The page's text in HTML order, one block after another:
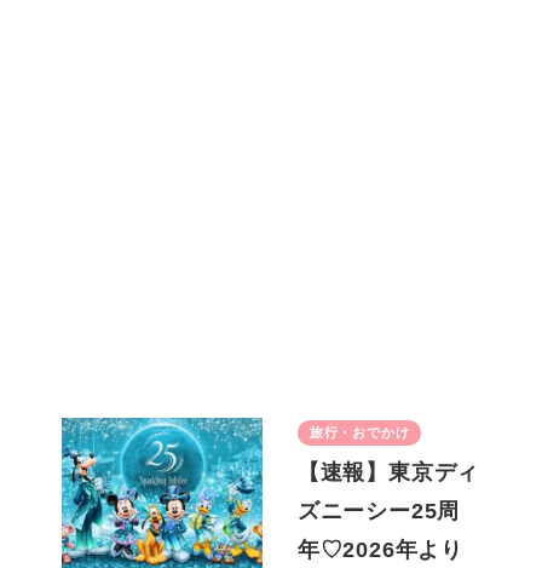
旅行・おでかけ
【速報】東京ディ
ズニーシー25周
年♡2026年より